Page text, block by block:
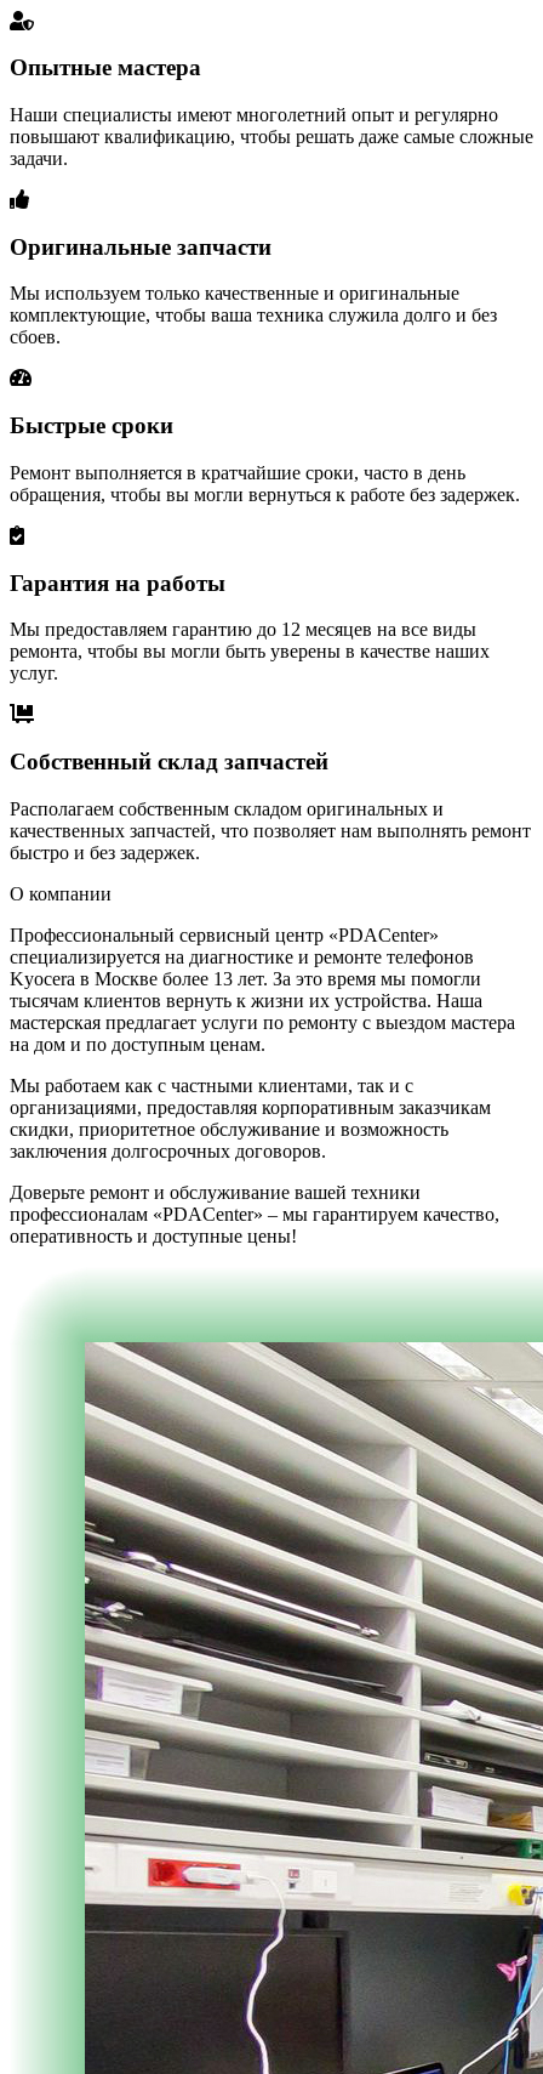
Опытные мастера
Наши специалисты имеют многолетний опыт и регулярно
повышают квалификацию, чтобы решать даже самые сложные
задачи.
Оригинальные запчасти
Мы используем только качественные и оригинальные
комплектующие, чтобы ваша техника служила долго и без
сбоев.
Быстрые сроки
Ремонт выполняется в кратчайшие сроки, часто в день
обращения, чтобы вы могли вернуться к работе без задержек.
Гарантия на работы
Мы предоставляем гарантию до 12 месяцев на все виды
ремонта, чтобы вы могли быть уверены в качестве наших
услуг.
Собственный склад запчастей
Располагаем собственным складом оригинальных и
качественных запчастей, что позволяет нам выполнять ремонт
быстро и без задержек.
О компании
Профессиональный сервисный центр «PDACenter»
специализируется на диагностике и ремонте телефонов
Kyocera в Москве более 13 лет. За это время мы помогли
тысячам клиентов вернуть к жизни их устройства. Наша
мастерская предлагает услуги по ремонту с выездом мастера
на дом и по доступным ценам.
Мы работаем как с частными клиентами, так и с
организациями, предоставляя корпоративным заказчикам
скидки, приоритетное обслуживание и возможность
заключения долгосрочных договоров.
Доверьте ремонт и обслуживание вашей техники
профессионалам «PDACenter» – мы гарантируем качество,
оперативность и доступные цены!